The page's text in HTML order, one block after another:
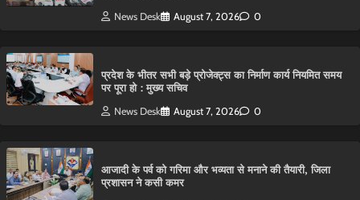
News Desk August 7, 2026 0
प्रदेश के भीतर सभी बड़े प्रोजेक्ट्स का निर्माण कार्य नियमित समय
पर पूरा हो : मुख्य सचिव
News Desk August 7, 2026 0
आजादी के पर्व को गरिमा और भव्यता से मनाने की तैयारी, जिला
प्रशासन ने कसी कमर